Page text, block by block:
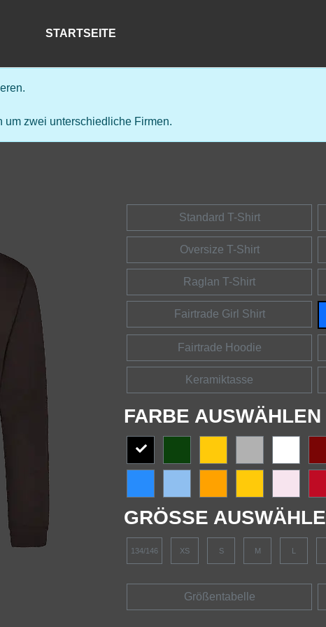
STARTSEITE
um zwei unterschiedliche Firmen.
Standard T-Shirt
Oversize T-Shirt
Raglan T-Shirt
Fairtrade Girl Shirt
Fairtrade Hoodie
Keramiktasse
FARBE AUSWÄHLEN
GRÖSSE AUSWÄHLEN
134/146 XS S M L
Größentabelle